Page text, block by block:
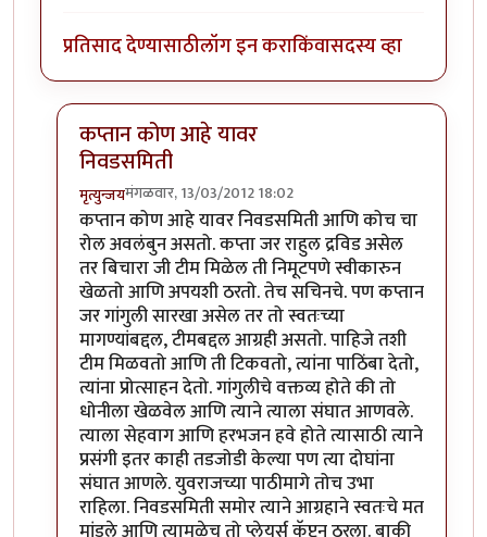
प्रतिसाद देण्यासाठीलॉग इन कराकिंवासदस्य व्हा
कप्तान कोण आहे यावर
निवडसमिती
मृत्युन्जयमंगळवार, 13/03/2012 18:02
In reply toनिवडसमितीचा रोल ?byचौकटराजा
कप्तान कोण आहे यावर निवडसमिती आणि कोच चा
रोल अवलंबुन असतो. कप्ता जर राहुल द्रविड असेल
तर बिचारा जी टीम मिळेल ती निमूटपणे स्वीकारुन
खेळतो आणि अपयशी ठरतो. तेच सचिनचे. पण कप्तान
जर गांगुली सारखा असेल तर तो स्वतःच्या
मागण्यांबद्दल, टीमबद्दल आग्रही असतो. पाहिजे तशी
टीम मिळवतो आणि ती टिकवतो, त्यांना पाठिंबा देतो,
त्यांना प्रोत्साहन देतो. गांगुलीचे वक्तव्य होते की तो
धोनीला खेळवेल आणि त्याने त्याला संघात आणवले.
त्याला सेहवाग आणि हरभजन हवे होते त्यासाठी त्याने
प्रसंगी इतर काही तडजोडी केल्या पण त्या दोघांना
संघात आणले. युवराजच्या पाठीमागे तोच उभा
राहिला. निवडसमिती समोर त्याने आग्रहाने स्वतःचे मत